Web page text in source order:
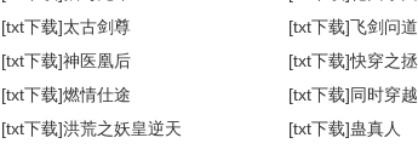
两个月后，曾经的帝国玫瑰割
他爱上了最不应该爱的人。
皆知她是草包废材，
任意欺压凌辱，唯
独...
姜筱方知外
的是怎样...
[txt下载]太古剑尊 [txt下载]飞剑问道
[txt下载]神医凰后 [txt下载]快穿之
[txt下载]燃情仕途 [txt下载]同时穿
[txt下载]洪荒之妖皇逆天 [txt下载]蛊真人